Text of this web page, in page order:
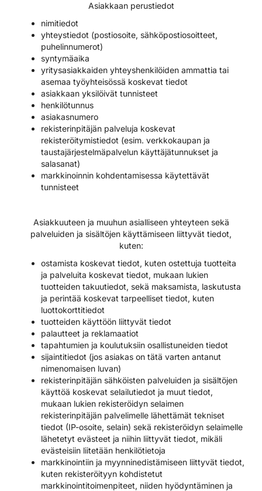
Asiakkaan perustiedot
nimitiedot
yhteystiedot (postiosoite, sähköpostiosoitteet,
puhelinnumerot)
syntymäaika
yritysasiakkaiden yhteyshenkilöiden ammattia tai
asemaa työyhteisössä koskevat tiedot
asiakkaan yksilöivät tunnisteet
henkilötunnus
asiakasnumero
rekisterinpitäjän palveluja koskevat
rekisteröitymistiedot (esim. verkkokaupan ja
taustajärjestelmäpalvelun käyttäjätunnukset ja
salasanat)
markkinoinnin kohdentamisessa käytettävät
tunnisteet
Asiakkuuteen ja muuhun asialliseen yhteyteen sekä
palveluiden ja sisältöjen käyttämiseen liittyvät tiedot,
kuten:
ostamista koskevat tiedot, kuten ostettuja tuotteita
ja palveluita koskevat tiedot, mukaan lukien
tuotteiden takuutiedot, sekä maksamista, laskutusta
ja perintää koskevat tarpeelliset tiedot, kuten
luottokorttitiedot
tuotteiden käyttöön liittyvät tiedot
palautteet ja reklamaatiot
tapahtumien ja koulutuksiin osallistuneiden tiedot
sijaintitiedot (jos asiakas on tätä varten antanut
nimenomaisen luvan)
rekisterinpitäjän sähköisten palveluiden ja sisältöjen
käyttöä koskevat selailutiedot ja muut tiedot,
mukaan lukien rekisteröidyn selaimen
rekisterinpitäjän palvelimelle lähettämät tekniset
tiedot (IP-osoite, selain) sekä rekisteröidyn selaimelle
lähetetyt evästeet ja niihin liittyvät tiedot, mikäli
evästeisiin liitetään henkilötietoja
markkinointiin ja myynninedistämiseen liittyvät tiedot,
kuten rekisteröityyn kohdistetut
markkinointitoimenpiteet, niiden hyödyntäminen ja